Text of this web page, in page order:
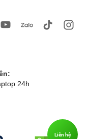
24h
Liên hệ